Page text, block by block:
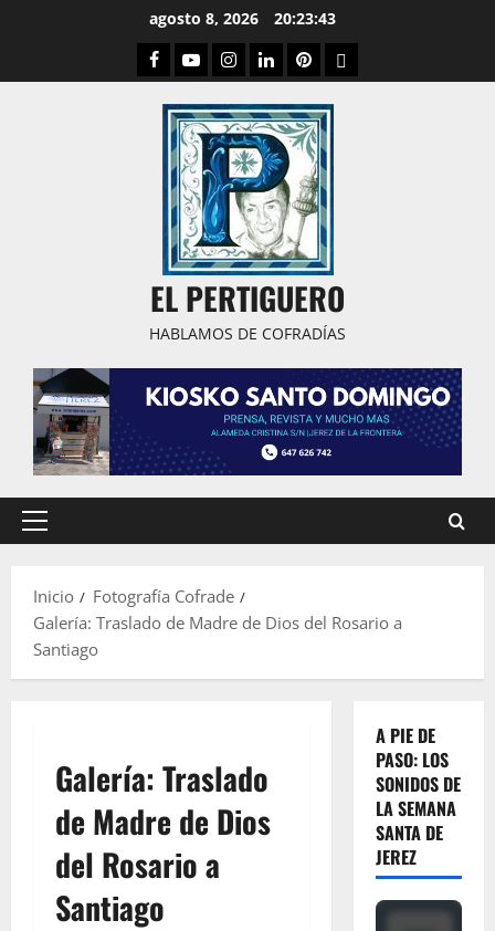
agosto 8, 2026 20:23:44
Facebook
YoutubeInstagram
LinkedPinterestDribbble
EL PERTIGUERO
HABLAMOS DE COFRADÍAS
Menú
Inicio
Fotografía Cofrade
Galería: Traslado de Madre de Dios del Rosario a
Santiago
Galería: Traslado
de Madre de Dios
del Rosario a
Santiago
A PIE DE
PASO: LOS
SONIDOS DE
LA SEMANA
SANTA DE
JEREZ